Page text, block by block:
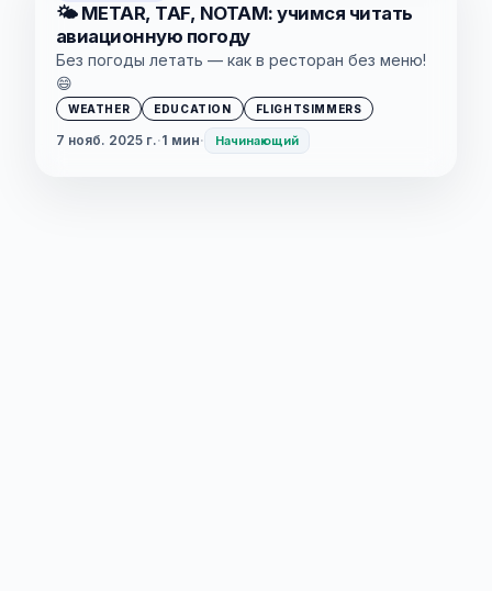
🌤️ METAR, TAF, NOTAM: учимся читать
авиационную погоду
Без погоды летать — как в ресторан без меню!
😄
WEATHER EDUCATION FLIGHTSIMMERS
7 нояб. 2025 г.·1 мин· Начинающий